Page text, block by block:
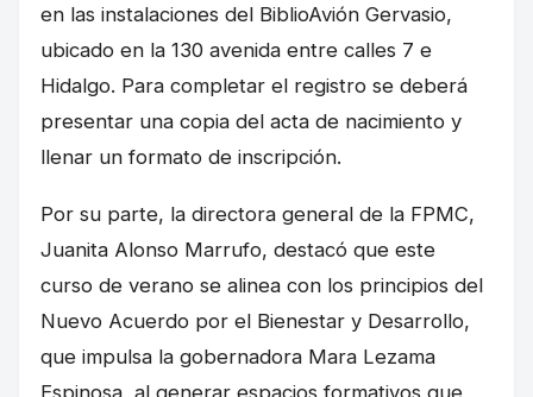
en las instalaciones del BiblioAvión Gervasio,
ubicado en la 130 avenida entre calles 7 e
Hidalgo. Para completar el registro se deberá
presentar una copia del acta de nacimiento y
llenar un formato de inscripción.
Por su parte, la directora general de la FPMC,
Juanita Alonso Marrufo, destacó que este
curso de verano se alinea con los principios del
Nuevo Acuerdo por el Bienestar y Desarrollo,
que impulsa la gobernadora Mara Lezama
Espinosa, al generar espacios formativos que